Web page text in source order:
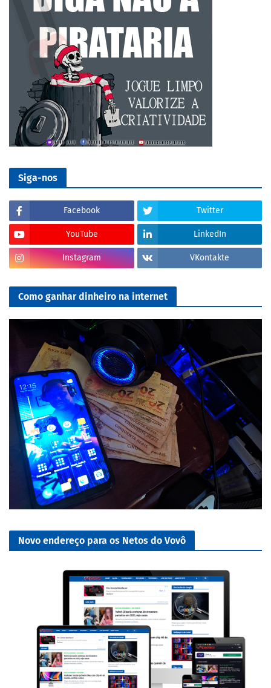
Siga-nos
Facebook Twitter
YouTube LinkedIn
Instagram VKontakte
Como ganhar dinheiro na internet
Novo endereço para os Netos do Vovô